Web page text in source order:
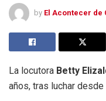
by El Acontecer de
La locutora Betty
años, tras luchar